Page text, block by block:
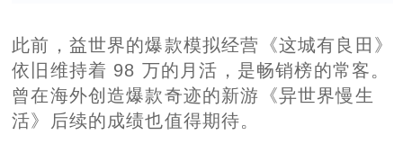
此前，益世界的爆款模拟经营《这城有良田》
依旧维持着 98 万的月活，是畅销榜的常客。
曾在海外创造爆款奇迹的新游《异世界慢生
活》后续的成绩也值得期待。